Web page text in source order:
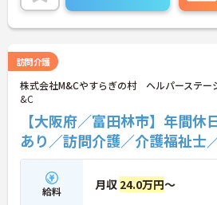
訪問介護
株式会社M&Cやすらぎの村 ヘルパーステー
&C
【大阪府／富田林市】年間
あり／訪問介護／介護福祉士
給料 月収 24.0万円～